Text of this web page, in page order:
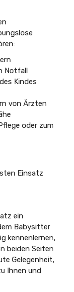
Notfall
Kindes
von Ärzten
oder zum
Einsatz
ein
Babysitter
kennenlernen,
beiden Seiten
Gelegenheit,
Ihnen und